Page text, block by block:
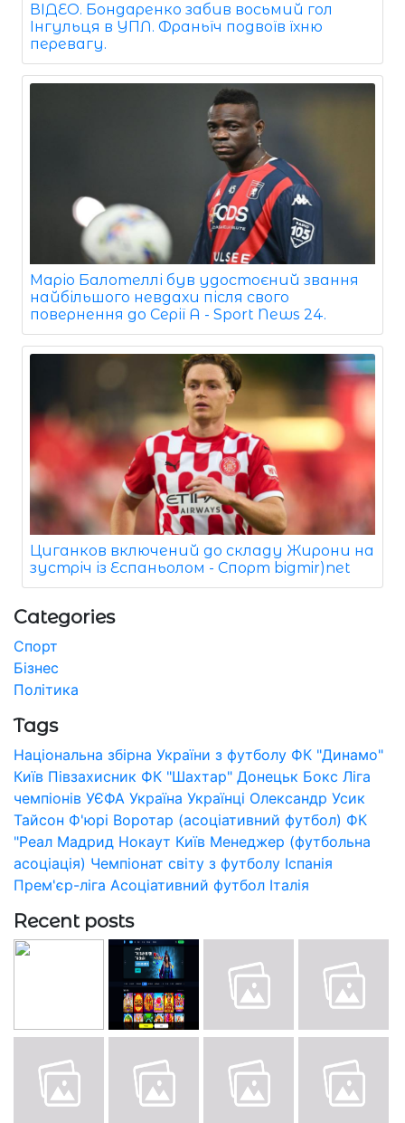
ВІДЕО. Бондаренко забив восьмий гол
Інгульця в УПЛ. Франьїч подвоїв їхню
перевагу.
Маріо Балотеллі був удостоєний звання
найбільшого невдахи після свого
повернення до Серії А - Sport News 24.
Циганков включений до складу Жирони на
зустріч із Еспаньолом - Спорт bigmir)net
Categories
Спорт
Бізнес
Політика
Tags
Національна збірна України з футболу ФК "Динамо"
Київ Півзахисник ФК "Шахтар" Донецьк Бокс Ліга
чемпіонів УЄФА Україна Українці Олександр Усик
Тайсон Ф'юрі Воротар (асоціативний футбол) ФК
"Реал Мадрид Нокаут Київ Менеджер (футбольна
асоціація) Чемпіонат світу з футболу Іспанія
Прем'єр-ліга Асоціативний футбол Італія
Recent posts